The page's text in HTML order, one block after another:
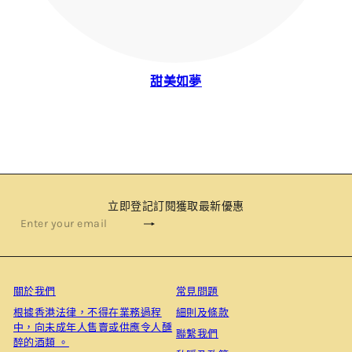
甜美如夢
立即登記訂閱獲取最新優惠
Subscribe
Enter
email
關於我們
根據⾹港法律，不得在業務過程
中，向未成年⼈售賣或供應令⼈醺
醉的酒類 。
常見問題
細則及條款
聯繫我們